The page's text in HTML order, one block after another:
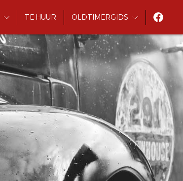
TE HUUR OLDTIMERGIDS